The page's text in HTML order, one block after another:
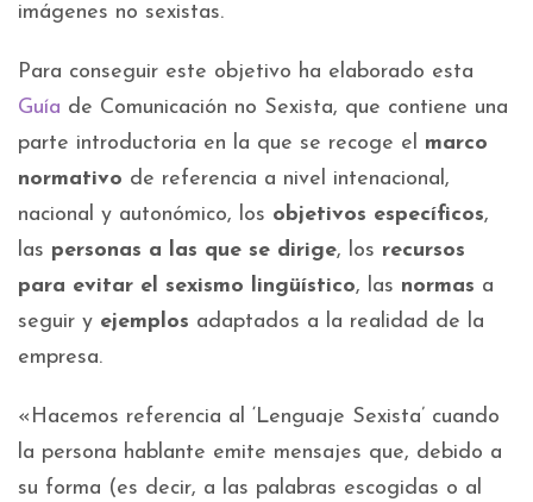
imágenes no sexistas.
Para conseguir este objetivo ha elaborado esta
Guía de Comunicación no Sexista, que contiene una
parte introductoria en la que se recoge el marco
normativo de referencia a nivel intenacional,
nacional y autonómico, los objetivos específicos,
las personas a las que se dirige, los recursos
para evitar el sexismo lingüístico, las normas a
seguir y ejemplos adaptados a la realidad de la
empresa.
«Hacemos referencia al ‘Lenguaje Sexista’ cuando
la persona hablante emite mensajes que, debido a
su forma (es decir, a las palabras escogidas o al